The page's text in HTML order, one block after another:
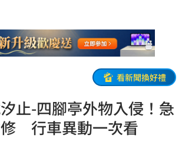
看新聞換好禮
止-四腳亭外物入侵！急
行車異動一次看